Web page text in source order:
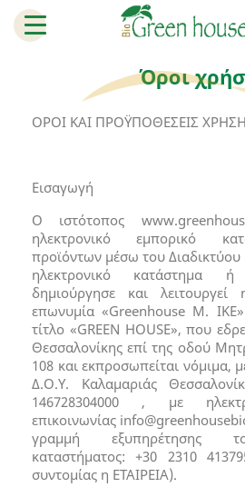
Όροι
OΡΟΙ ΚΑΙ ΠΡΟΫΠΟΘΕΣΕΙΣ
Εισαγωγή
Ο ιστότοπος
ηλεκτρονικό εμπορικό
προϊόντων μέσω του Διαδικτύου
ηλεκτρονικό κατάστημα
δημιούργησε και
επωνυμία «Greenhouse M. IKE»
τίτλο «GREEN HOUSE», που
Θεσσαλονίκης επί της οδού
108 και εκπροσωπείται νόμιμα,
Δ.Ο.Υ. Καλαμαριάς
146728304000 , με
επικοινωνίας
γραμμή εξυπηρέτησης
καταστήματος: +30 2310
συντομίας η ΕΤΑΙΡΕΙΑ).